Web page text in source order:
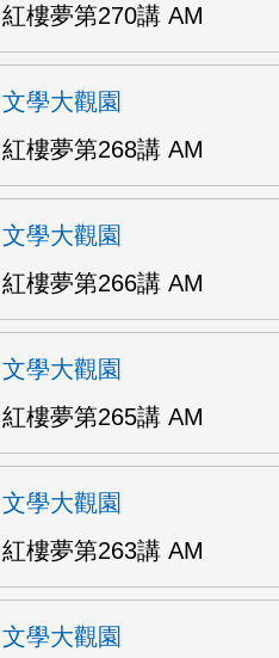
紅樓夢第270講 AM
文學大觀園
紅樓夢第268講 AM
文學大觀園
紅樓夢第266講 AM
文學大觀園
紅樓夢第265講 AM
文學大觀園
紅樓夢第263講 AM
文學大觀園